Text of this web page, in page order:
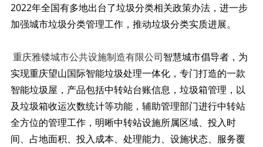
2022年全国有多地出台了垃圾分类相关政策办法，进一步
加强城市垃圾分类管理工作，推动垃圾分类实质进展。
重庆雅镂城市公共设施制造有限公司智慧城市倡导者，为
实现重庆望山国际智能垃圾处理一体化，专门打造的一款
智能垃圾屋，产品包括中转站台账信息，垃圾箱管理，以
及垃圾箱收运次数统计等功能，辅助管理部门进行中转站
全方位的管理工作，明晰中转站设施所属区域、投入时
间、占地面积、投入成本、处理能力、设施状态、服务覆